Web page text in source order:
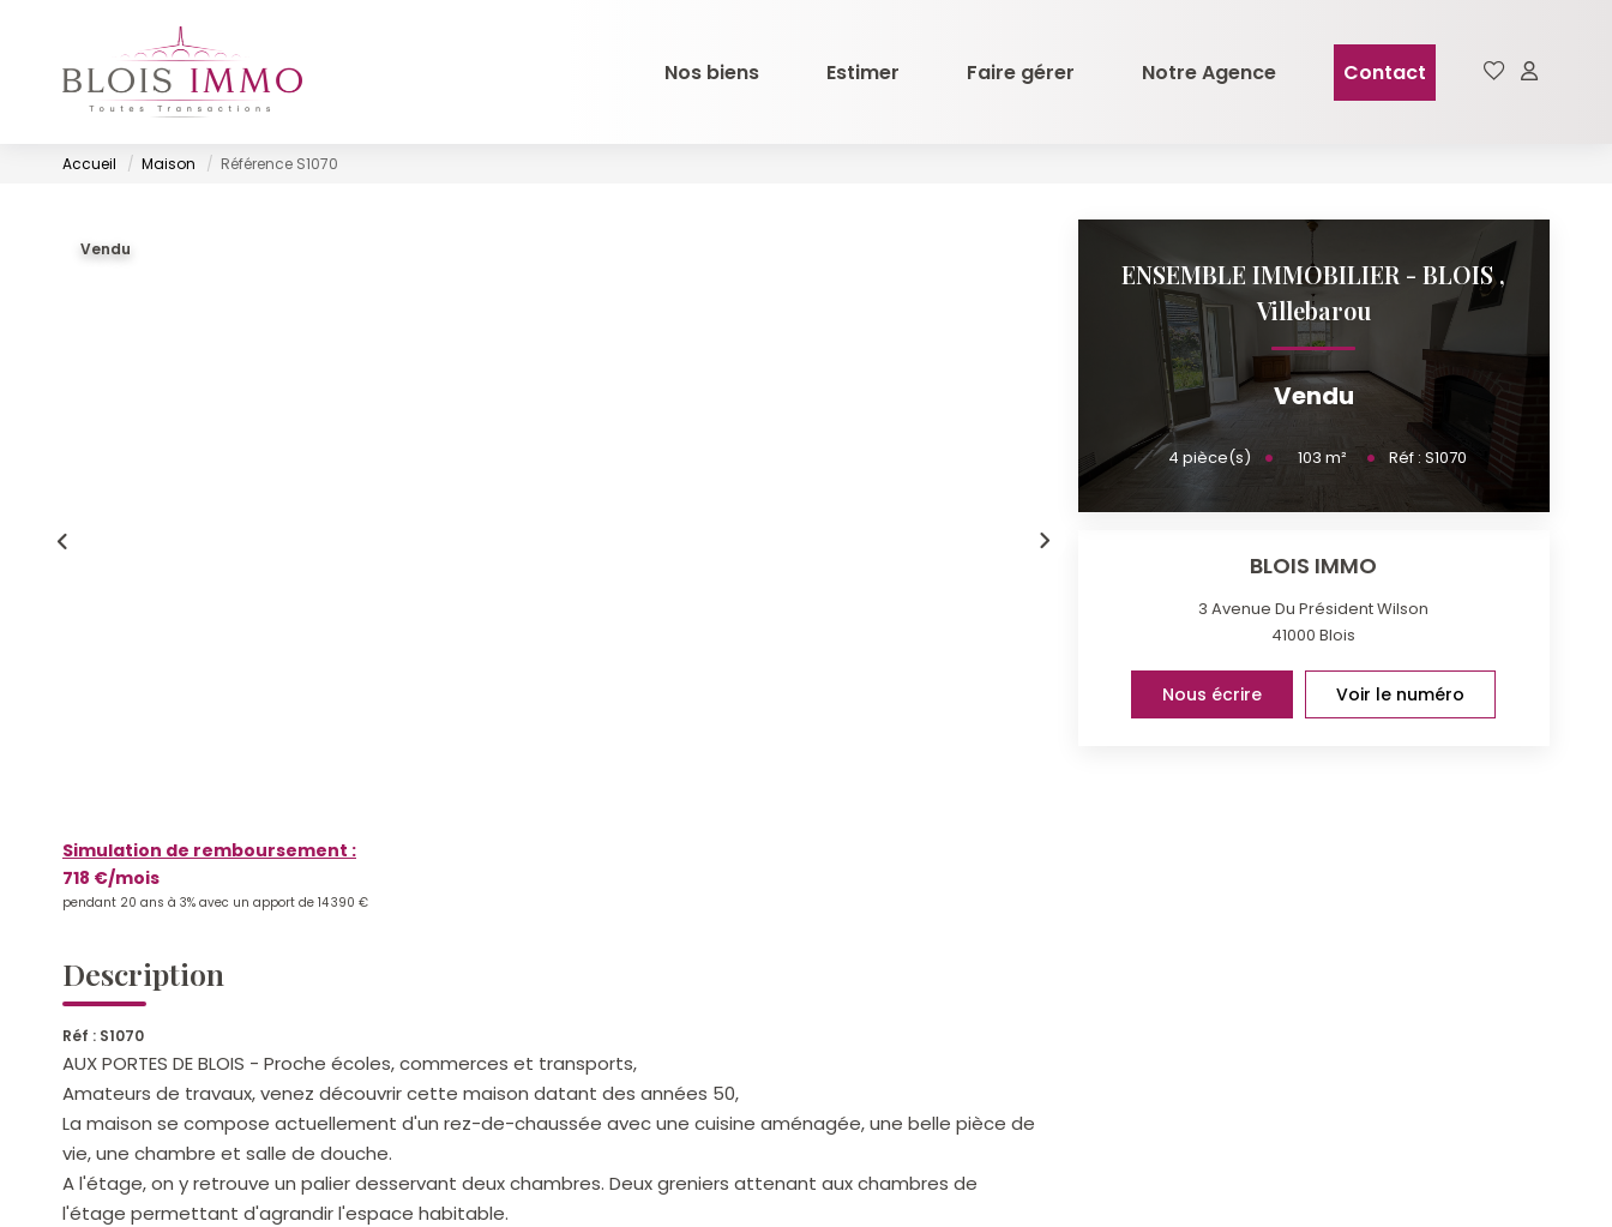
Nos biens Estimer Faire gérer Notre Agence Contact
Accueil Maison Référence S1070
Vendu
Simulation de remboursement :
718 €/mois
pendant 20 ans à 3% avec un apport de 14 390 €
Description
Réf : S1070
AUX PORTES DE BLOIS - Proche écoles, commerces et transports,
Amateurs de travaux, venez découvrir cette maison datant des années 50,
La maison se compose actuellement d'un rez-de-chaussée avec une cuisine aménagée, une belle pièce de
vie, une chambre et salle de douche.
A l'étage, on y retrouve un palier desservant deux chambres. Deux greniers attenant aux chambres de
l'étage permettant d'agrandir l'espace habitable.
ENSEMBLE IMMOBILIER - BLOIS,
Villebarou
Vendu
4 pièce(s) 103 m² Réf : S1070
BLOIS IMMO
3 Avenue Du Président Wilson
41000Blois
Nous écrire Voir le numéro